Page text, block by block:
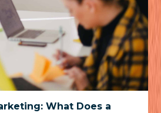
What Does a